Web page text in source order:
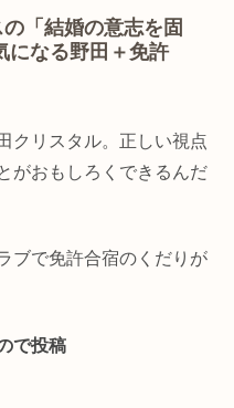
「結婚の意志を固
になる野田＋免許
クリスタル。正しい視点
がおもしろくできるんだ
ブで免許合宿のくだりが
で投稿